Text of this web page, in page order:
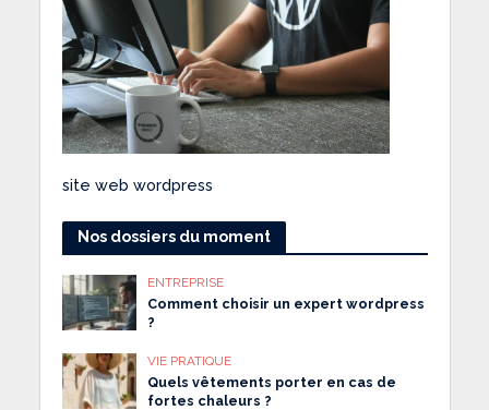
site web wordpress
Nos dossiers du moment
ENTREPRISE
Comment choisir un expert wordpress
?
VIE PRATIQUE
Quels vêtements porter en cas de
fortes chaleurs ?